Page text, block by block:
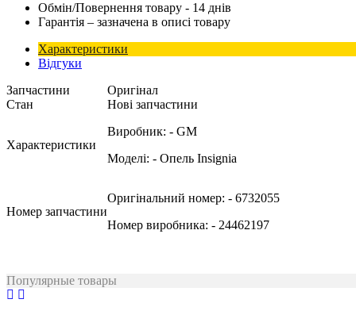
Обмін/Повернення товару - 14 днів
Гарантія – зазначена в описі товару
Характеристики
Відгуки
Запчастини
Оригінал
Стан
Нові запчастини
Характеристики
Виробник: - GM
Моделі: - Опель Insignia
Номер запчастини
Оригінальний номер: - 6732055
Номер виробника: - 24462197
Популярные товары